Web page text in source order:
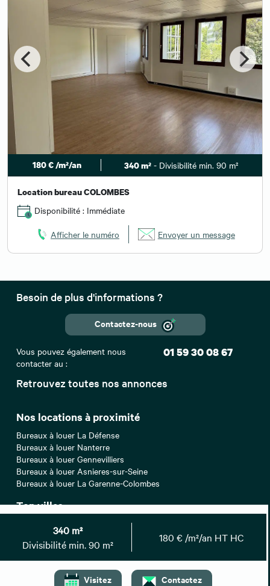
340 m²
Divisibilité min. 90 m²
180 € /m²/an HT HC
Visitez Contactez
180 € /m²/an 340 m²- Divisibilité min. 90 m²
Location bureau COLOMBES
Disponibilité : Immédiate
Afficher le numéro Envoyer un message
Retrouvez toutes nos annonces
Nos locations à proximité
Bureaux à louer La Défense
Bureaux à louer Nanterre
Bureaux à louer Gennevilliers
Bureaux à louer Asnieres-sur-Seine
Bureaux à louer La Garenne-Colombes
Top villes
Location bureaux Lyon
Location bureaux Montpellier
Location bureaux Nice
Location bureaux Toulouse
Besoin de plus d'informations ?
Contactez-nous
Vous pouvez également nous
contacter au :
01 59 30 08 67